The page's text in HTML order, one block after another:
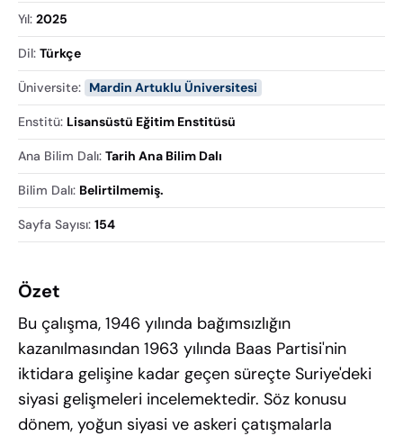
Yıl: 2025
Dil: Türkçe
Üniversite: Mardin Artuklu Üniversitesi
Enstitü: Lisansüstü Eğitim Enstitüsü
Ana Bilim Dalı: Tarih Ana Bilim Dalı
Bilim Dalı: Belirtilmemiş.
Sayfa Sayısı: 154
Özet
Bu çalışma, 1946 yılında bağımsızlığın
kazanılmasından 1963 yılında Baas Partisi'nin
iktidara gelişine kadar geçen süreçte Suriye'deki
siyasi gelişmeleri incelemektedir. Söz konusu
dönem, yoğun siyasi ve askeri çatışmalarla